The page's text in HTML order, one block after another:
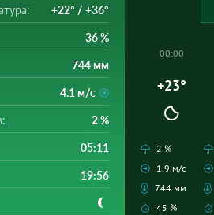
+22° / +36°
36 %
744 мм
4.1 м/с
2 %
05:11
19:56
00:00
+23°
2 %
1.9 м/с
744 мм
45 %